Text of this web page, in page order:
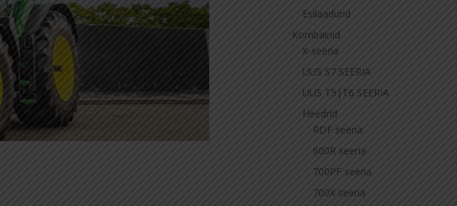
Esilaadurid
Kombainid
X-seeria
UUS S7 SEERIA
UUS T5|T6 SEERIA
Heedrid
RDF seeria
600R seeria
700PF seeria
700X seeria